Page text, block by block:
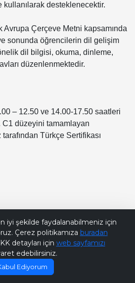
desteklenecektir.
Avrupa Çerçeve Metni kapsamında
sonunda öğrencilerin dil gelişim
dil bilgisi, okuma, dinleme,
düzenlenmektedir.
– 12.50 ve 14.00-17.50 saatleri
C1 düzeyini tamamlayan
Türkçe Sertifikası
iyi şekilde faydalanabilmeniz için
Çerez politikamıza buradan
detayları için web sayfamızı
edebilirsiniz.
Ediyorum
Bana Soru Sor | Ask Me